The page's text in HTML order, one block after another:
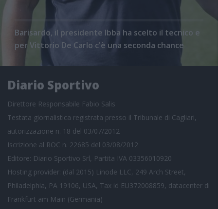
Barisardo, il presidente Ibba ha scelto il tecnico e
per Vittorio De Carlo c'è una seconda chance
Diario Sportivo
Direttore Responsabile Fabio Salis
Testata giornalistica registrata presso il Tribunale di Cagliari,
autorizzazione n. 18 del 03/07/2012
Iscrizione al ROC n. 22685 del 03/08/2012
Editore: Diario Sportivo Srl, Partita IVA 03356010920
Hosting provider: (dal 2015) Linode LLC, 249 Arch Street,
Philadelphia, PA 19106, USA, Tax id EU372008859, datacenter di
Frankfurt am Main (Germania)